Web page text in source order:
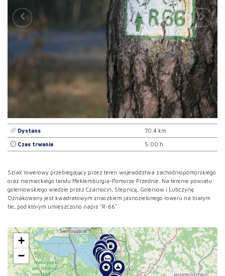
Dystans 70.4 km
Czas trwania 5:00 h
Szlak rowerowy przebiegający przez teren województwa zachodniopomorskiego
oraz niemieckiego landu Meklemburgia-Pomorze Przednie. Na terenie powiatu
goleniowskiego wiedzie przez Czarnocin, Stepnicę, Goleniów i Lubczynę.
Oznakowany jest kwadratowym znaczkiem jasnozielonego roweru na białym
tle, pod którym umieszczono napis "R-66".
+
−